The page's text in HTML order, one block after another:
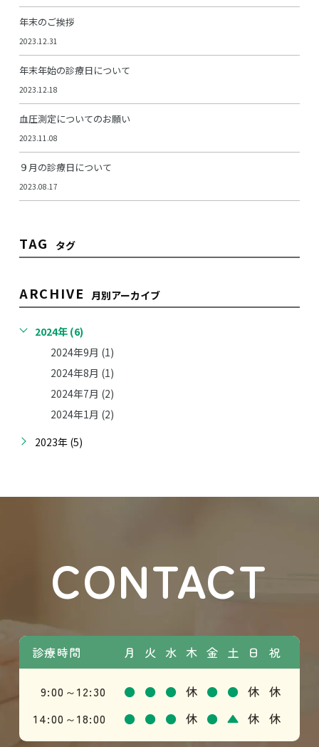
年末のご挨拶
2023.12.31
年末年始の診療日について
2023.12.18
血圧測定についてのお願い
2023.11.08
９月の診療日について
2023.08.17
TAG タグ
ARCHIVE 月別アーカイブ
2024年 (6)
2024年9月 (1)
2024年8月 (1)
2024年7月 (2)
2024年1月 (2)
2023年 (5)
CONTACT
診療時間 月 火 水 木 金 土 日 祝
9:00～12:30 ● ● ● 休 ● ● 休 休
14:00～18:00
● ● ● 休 ● ▲ 休 休